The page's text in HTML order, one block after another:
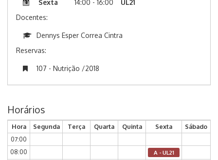
Sexta
14:00 - 16:00
UL21
Docentes:
Dennys Esper Correa Cintra
Reservas:
107 - Nutrição /2018
Horários
Hora Segunda Terça Quarta Quinta Sexta
Sábado
07:00
08:00
A - UL21